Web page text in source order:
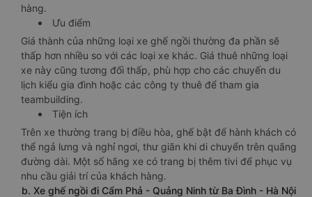
hàng.
Ưu điểm
Giá thành của những loại xe ghế ngồi thường đa phần sẽ
thấp hơn nhiều so với các loại xe khác. Giá thuê những loại
xe này cũng tương đối thấp, phù hợp cho các chuyến du
lịch kiểu gia đình hoặc các công ty thuê để tham gia
teambuilding.
Tiện ích
Trên xe thường trang bị điều hòa, ghế bật để hành khách có
thể ngả lưng và nghỉ ngơi, thư giãn khi di chuyển trên quãng
đường dài. Một số hãng xe có trang bị thêm tivi để phục vụ
nhu cầu giải trí của khách hàng.
b. Xe ghế ngồi đi Cẩm Phả - Quảng Ninh từ Ba Đình - Hà Nội